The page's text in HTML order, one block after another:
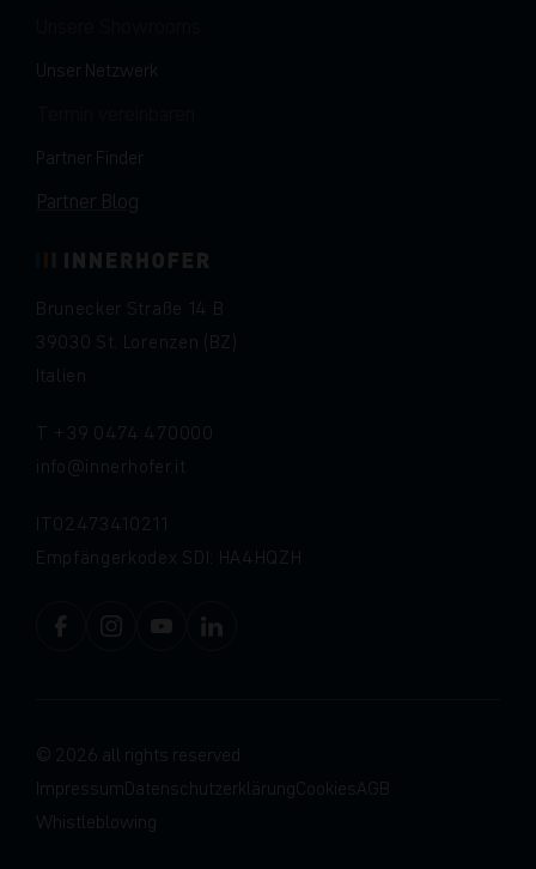
Brunecker Straße 14 B
39030 St. Lorenzen (BZ)
Italien
T +39 0474 470000
info
innerhofer.it
IT02473410211
Empfängerkodex SDI: HA4HQZH
Unser Netzwerk
Partner Finder
Partner Blog
© 2026 all rights reserved
ImpressumDatenschutzerklärungCookies AGB
Whistleblowing